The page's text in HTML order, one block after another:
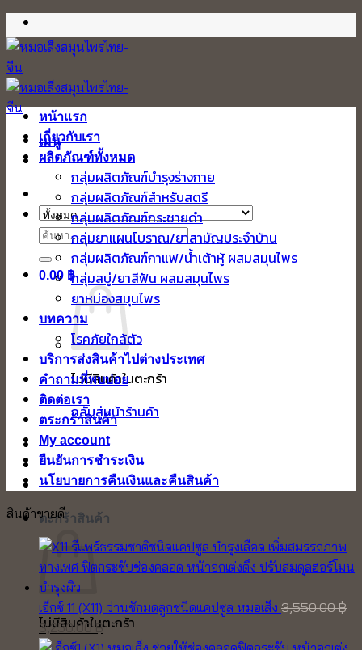
ข้าม
ไป
ยัง
เนื้อหา
เมนู
ค้นหา:
0.00 ฿
ไม่มีสินค้าในตะกร้า
กลับสู่หน้าร้านค้า
ตะกร้าสินค้า
ไม่มีสินค้าในตะกร้า
หน้าแรก
เกี่ยวกับเรา
ผลิตภัณฑ์ทั้งหมด
กลุ่มผลิตภัณฑ์บำรุงร่างกาย
กลุ่มผลิตภัณฑ์สำหรับสตรี
กลุ่มผลิตภัณฑ์กระชายดำ
กลุ่มยาแผนโบราณ/ยาสามัญประจำบ้าน
กลุ่มผลิตภัณฑ์กาแฟ/น้ำเต้าหู้ ผสมสมุนไพร
กลุ่มสบู่/ยาสีฟัน ผสมสมุนไพร
ยาหม่องสมุนไพร
บทความ
โรคภัยใกล้ตัว
บริการส่งสินค้าไปต่างประเทศ
คำถามที่พบบ่อย
ติดต่อเรา
ตระกร้าสินค้า
My account
ยืนยันการชำระเงิน
นโยบายการคืนเงินและคืนสินค้า
สินค้าขายดี
เอ็กซ์ 11 (X11) ว่านชักมดลูกชนิดแคปซูล หมอเส็ง 3,550.00฿
Original
price
3,250.00฿Current
price